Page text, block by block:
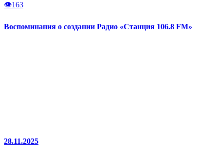
👁163
Воспоминания о создании Радио «Станция 106.8 FM»
28.11.2025